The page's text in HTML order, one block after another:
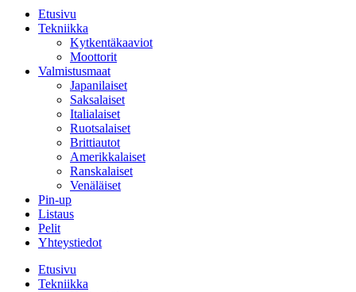
Etusivu
Tekniikka
Kytkentäkaaviot
Moottorit
Valmistusmaat
Japanilaiset
Saksalaiset
Italialaiset
Ruotsalaiset
Brittiautot
Amerikkalaiset
Ranskalaiset
Venäläiset
Pin-up
Listaus
Pelit
Yhteystiedot
Etusivu
Tekniikka